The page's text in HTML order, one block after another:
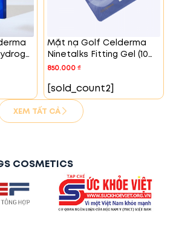
Mặt nạ Golf Celderma
Ninetalks Fitting Gel (10
chiếc/hộp)
850.000₫
[sold_count2]
XEM TẤT CẢ
COSMETICS